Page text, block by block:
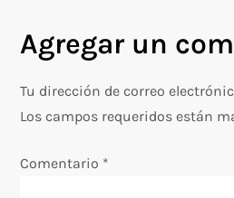
e
g
a
c
Agregar un
Tu dirección de correo
Los campos requeridos están
Comentario *